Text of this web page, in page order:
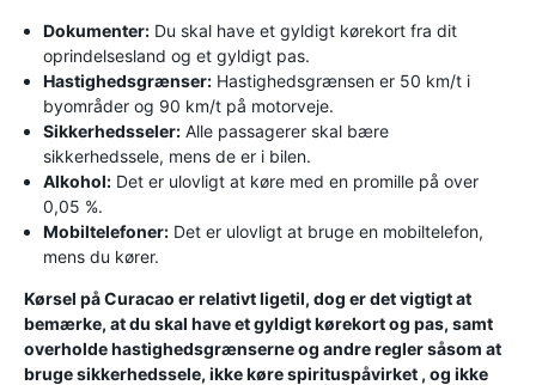
Dokumenter: Du skal have et gyldigt kørekort fra dit
oprindelsesland og et gyldigt pas.
Hastighedsgrænser: Hastighedsgrænsen er 50 km/t i
byområder og 90 km/t på motorveje.
Sikkerhedsseler: Alle passagerer skal bære
sikkerhedssele, mens de er i bilen.
Alkohol: Det er ulovligt at køre med en promille på over
0,05 %.
Mobiltelefoner: Det er ulovligt at bruge en mobiltelefon,
mens du kører.
Kørsel på Curacao er relativt ligetil, dog er det vigtigt at
bemærke, at du skal have et gyldigt kørekort og pas, samt
overholde hastighedsgrænserne og andre regler såsom at
bruge sikkerhedssele, ikke køre spirituspåvirket , og ikke